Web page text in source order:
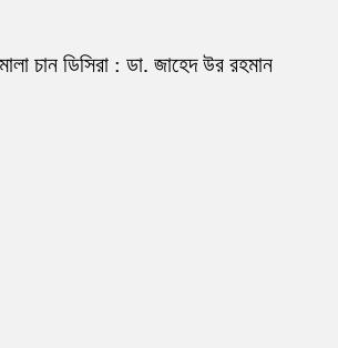
চান ডিসিরা : ডা. জাহেদ উর রহমান